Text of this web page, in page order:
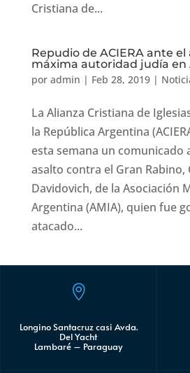
Cristiana de...
Repudio de ACIERA ante
máxima autoridad judía
por admin | Feb 28, 2019|
La Alianza Cristiana de
la República Argentina
esta semana un comunicado
asalto contra el Gran Rabino,
Davidovich, de la Asociación
Argentina (AMIA), quien fue
atacado...

Longino Santacruz casi Avda.
Del Yacht
Lambaré – Paraguay